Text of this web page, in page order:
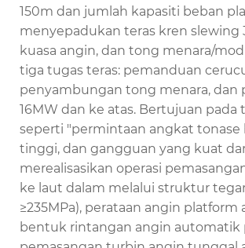
150m dan jumlah kapasiti beban
menyepadukan teras kren slewing
kuasa angin, dan tong menara/
tiga tugas teras: pemanduan
penyambungan tong menara,
16MW dan ke atas. Bertujuan
seperti "permintaan angkat
tinggi, dan gangguan yang kuat
merealisasikan operasi
ke laut dalam melalui struktur
≥235MPa), perataan angin
bentuk rintangan angin automatik